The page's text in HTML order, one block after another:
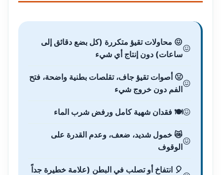
😖 محاولات تقيؤ متكررة (كل بضع دقائق إلى
ساعات) دون إنتاج أي شيء
🤢 أصوات تقيؤ جاف، تقلصات بطنية واضحة، فتح
الفم دون خروج شيء
🍽️ فقدان شهية كامل ورفض شرب الماء
😿 خمول شديد، ضعف، وعدم القدرة على
الوقوف
🎈 انتفاخ أو تصلب في البطن (علامة خطيرة جداً